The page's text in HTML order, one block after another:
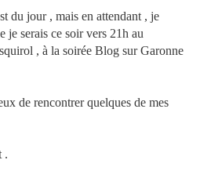
du jour , mais en attendant , je
je serais ce soir vers 21h au
, à la soirée Blog sur Garonne
de rencontrer quelques de mes
.